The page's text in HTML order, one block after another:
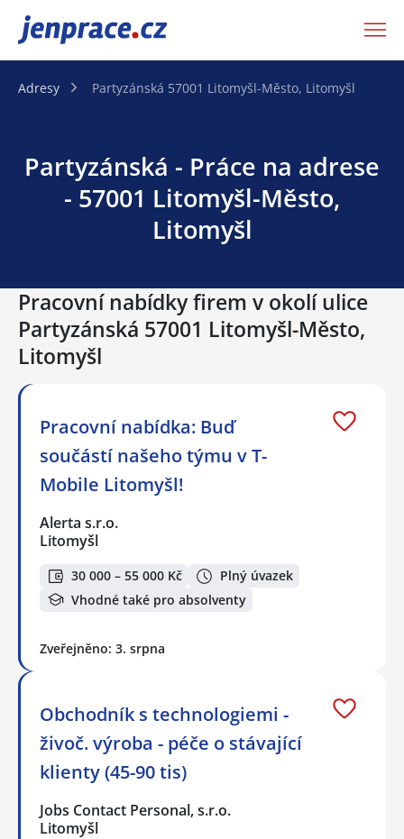
JenPráce.cz
Adresy Partyzánská 57001 Litomyšl-Město, Litomyšl
Partyzánská - Práce na adrese
- 57001 Litomyšl-Město,
Litomyšl
Pracovní nabídky firem v okolí ulice
Partyzánská 57001 Litomyšl-Město,
Litomyšl
Pracovní nabídka: Buď
součástí našeho týmu v T-
Mobile Litomyšl!
Alerta s.r.o.
Litomyšl
30 000 – 55 000 Kč
Plný úvazek
Vhodné také pro absolventy
Zveřejněno: 3. srpna
Obchodník s technologiemi -
živoč. výroba - péče o stávající
klienty (45-90 tis)
Jobs Contact Personal, s.r.o.
Litomyšl